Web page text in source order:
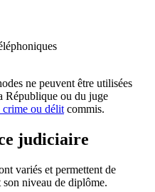
ne peuvent être utilisées
République ou du juge
crime ou délit commis.
judiciaire
variés et permettent de
niveau de diplôme.